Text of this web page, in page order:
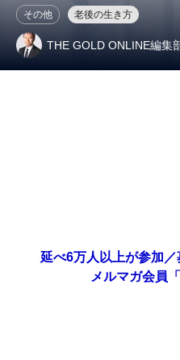
その他 老後の生き方
THE GOLD ONLINE編集
延べ6万人以上が参加
メルマガ会員